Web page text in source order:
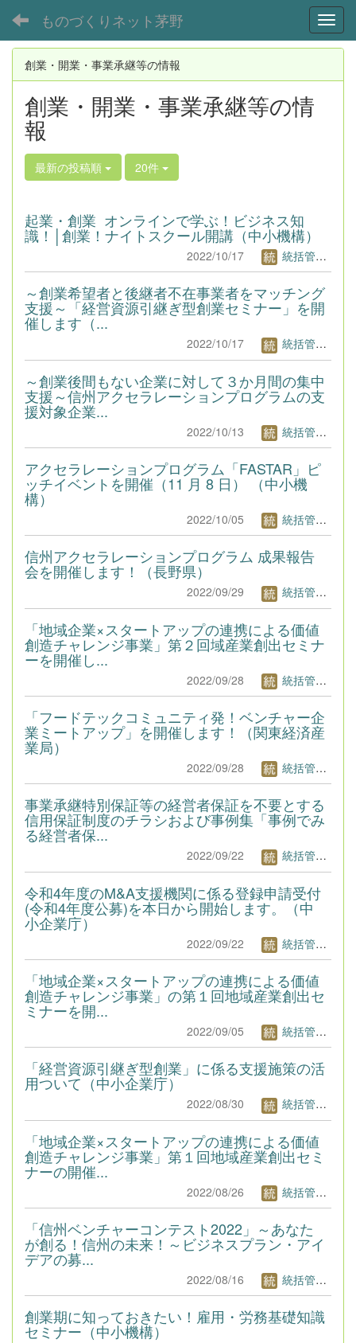
ものづくりネット茅野
創業・開業・事業承継等の情報
創業・開業・事業承継等の情
報
最新の投稿順 20件
起業・創業 オンラインで学ぶ！ビジネス知
識！│創業！ナイトスクール開講（中小機構）
2022/10/17 統括管理者1
～創業希望者と後継者不在事業者をマッチング
支援～「経営資源引継ぎ型創業セミナー」を開
催します（...
2022/10/17 統括管理者1
～創業後間もない企業に対して３か月間の集中
支援～信州アクセラレーションプログラムの支
援対象企業...
2022/10/13 統括管理者1
アクセラレーションプログラム「FASTAR」ピ
ッチイベントを開催（11 月 8 日） （中小機
構）
2022/10/05 統括管理者1
信州アクセラレーションプログラム 成果報告
会を開催します！（長野県）
2022/09/29 統括管理者1
「地域企業×スタートアップの連携による価値
創造チャレンジ事業」第２回域産業創出セミナ
ーを開催し...
2022/09/28 統括管理者1
「フードテックコミュニティ発！ベンチャー企
業ミートアップ」を開催します！（関東経済産
業局）
2022/09/28 統括管理者1
事業承継特別保証等の経営者保証を不要とする
信用保証制度のチラシおよび事例集「事例でみ
る経営者保...
2022/09/22 統括管理者1
令和4年度のM&A支援機関に係る登録申請受付
(令和4年度公募)を本日から開始します。（中
小企業庁）
2022/09/22 統括管理者1
「地域企業×スタートアップの連携による価値
創造チャレンジ事業」の第１回地域産業創出セ
ミナーを開...
2022/09/05 統括管理者1
「経営資源引継ぎ型創業」に係る支援施策の活
用ついて（中小企業庁）
2022/08/30 統括管理者1
「地域企業×スタートアップの連携による価値
創造チャレンジ事業」第１回地域産業創出セミ
ナーの開催...
2022/08/26 統括管理者1
「信州ベンチャーコンテスト2022」～あなた
が創る！信州の未来！～ビジネスプラン・アイ
デアの募...
2022/08/16 統括管理者1
創業期に知っておきたい！雇用・労務基礎知識
セミナー（中小機構）